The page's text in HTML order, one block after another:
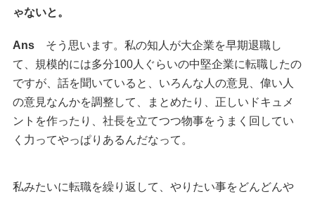
ゃないと。
Ansそう思います。私の知人が大企業を早期退職し
て、規模的には多分100人ぐらいの中堅企業に転職したの
ですが、話を聞いていると、いろんな人の意見、偉い人
の意見なんかを調整して、まとめたり、正しいドキュメ
ントを作ったり、社長を立てつつ物事をうまく回してい
く力ってやっぱりあるんだなって。
私みたいに転職を繰り返して、やりたい事をどんどんや